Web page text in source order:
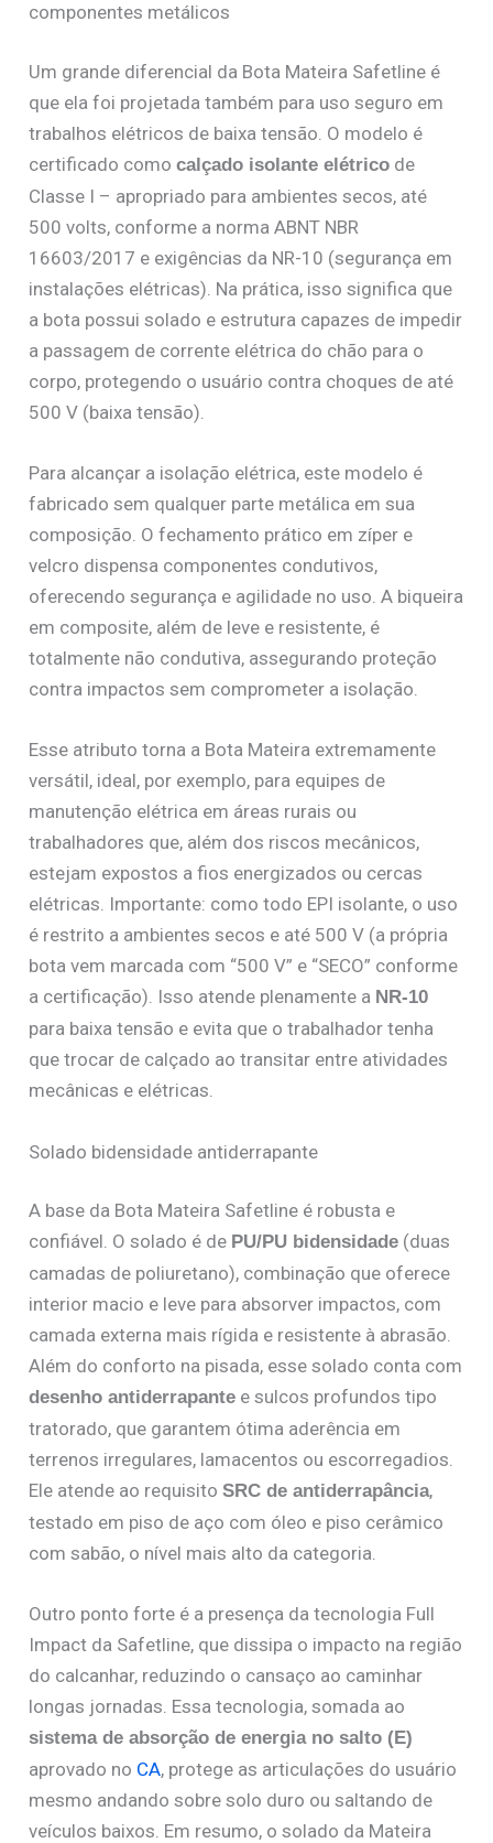
componentes metálicos
Um grande diferencial da Bota Mateira Safetline é
que ela foi projetada também para uso seguro em
trabalhos elétricos de baixa tensão. O modelo é
certificado comocalçado isolante elétrico de
Classe I – apropriado para ambientes secos, até
500 volts, conforme a norma ABNT NBR
16603/2017 e exigências da NR-10 (segurança em
instalações elétricas). Na prática, isso significa que
a bota possui solado e estrutura capazes de impedir
a passagem de corrente elétrica do chão para o
corpo, protegendo o usuário contra choques de até
500 V (baixa tensão).
Para alcançar a isolação elétrica, este modelo é
fabricado sem qualquer parte metálica em sua
composição. O fechamento prático em zíper e
velcro dispensa componentes condutivos,
oferecendo segurança e agilidade no uso. A biqueira
em composite, além de leve e resistente, é
totalmente não condutiva, assegurando proteção
contra impactos sem comprometer a isolação.
Esse atributo torna a Bota Mateira extremamente
versátil, ideal, por exemplo, para equipes de
manutenção elétrica em áreas rurais ou
trabalhadores que, além dos riscos mecânicos,
estejam expostos a fios energizados ou cercas
elétricas. Importante: como todo EPI isolante, o uso
é restrito a ambientes secos e até 500 V (a própria
bota vem marcada com “500 V” e “SECO” conforme
a certificação). Isso atende plenamente a NR-10
para baixa tensão e evita que o trabalhador tenha
que trocar de calçado ao transitar entre atividades
mecânicas e elétricas.
Solado bidensidade antiderrapante
A base da Bota Mateira Safetline é robusta e
confiável. O solado é de PU/PU bidensidade (duas
camadas de poliuretano), combinação que oferece
interior macio e leve para absorver impactos, com
camada externa mais rígida e resistente à abrasão.
Além do conforto na pisada, esse solado conta com
desenho antiderrapante e sulcos profundos tipo
tratorado, que garantem ótima aderência em
terrenos irregulares, lamacentos ou escorregadios.
Ele atende ao requisitoSRC de antiderrapância,
testado em piso de aço com óleo e piso cerâmico
com sabão, o nível mais alto da categoria.
Outro ponto forte é a presença da tecnologia Full
Impact da Safetline, que dissipa o impacto na região
do calcanhar, reduzindo o cansaço ao caminhar
longas jornadas. Essa tecnologia, somada ao
sistema de absorção de energia no salto (E)
aprovado no CA, protege as articulações do usuário
mesmo andando sobre solo duro ou saltando de
veículos baixos. Em resumo, o solado da Mateira